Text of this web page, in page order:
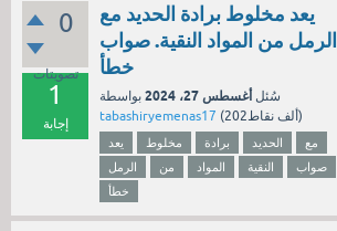
0
تصويتات
1
إجابة
يعد مخلوط برادة الحديد مع
الرمل من المواد النقية. صواب
خطأ
سُئل أغسطس 27، 2024
بواسطة
tabashiryemenas17 ( 202ألفنقاط)
يعد مخلوط برادة الحديد
مع
الرمل
من المواد النقية
صواب
خطأ